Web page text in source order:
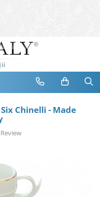
Chinelli - Made